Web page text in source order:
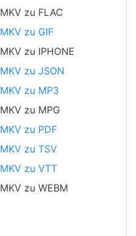
MKV zu FLAC
MKV zu GIF
MKV zu IPHONE
MKV zu JSON
MKV zu MP3
MKV zu MPG
MKV zu PDF
MKV zu TSV
MKV zu VTT
MKV zu WEBM